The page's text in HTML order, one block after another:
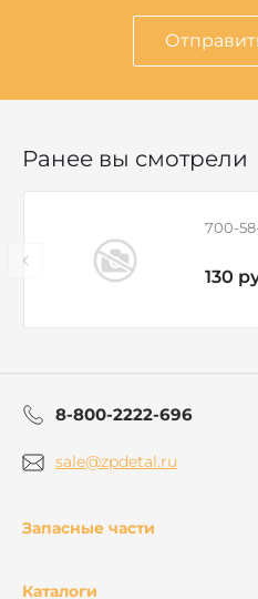
Ранее вы смотрели
700-
130
8-800-2222-696
sale@zpdetal.ru
Запасные части
Каталоги